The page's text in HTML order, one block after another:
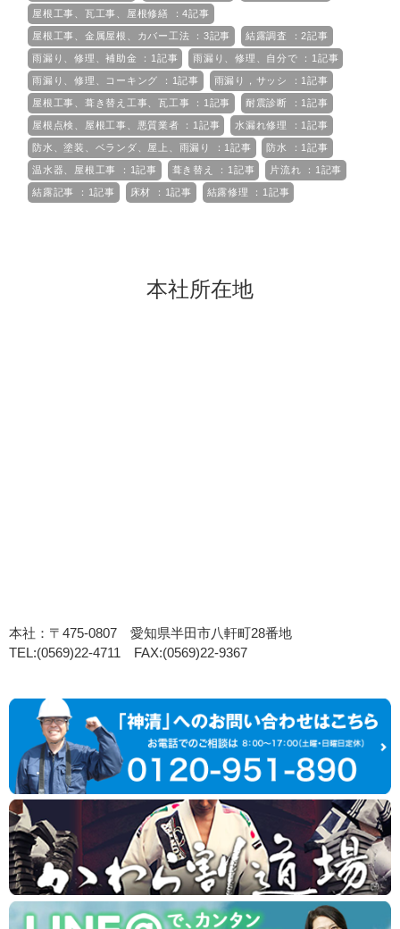
屋根工事、瓦工事、屋根修繕 ：4記事
屋根工事、金属屋根、カバー工法 ：3記事 結露調査 ：2記事
雨漏り、修理、補助金 ：1記事 雨漏り、修理、自分で ：1記事
雨漏り、修理、コーキング ：1記事 雨漏り，サッシ ：1記事
屋根工事、葺き替え工事、瓦工事 ：1記事 耐震診断 ：1記事
屋根点検、屋根工事、悪質業者 ：1記事 水漏れ修理 ：1記事
防水、塗装、ベランダ、屋上、雨漏り ：1記事 防水 ：1記事
温水器、屋根工事 ：1記事 葺き替え ：1記事 片流れ ：1記事
結露記事 ：1記事 床材 ：1記事 結露修理 ：1記事
本社所在地
本社：〒475-0807 愛知県半田市八軒町28番地
TEL:(0569)22-4711 FAX:(0569)22-9367